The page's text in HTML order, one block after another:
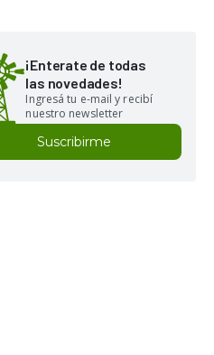
¡Enterate de todas
las novedades!
Ingresá tu e-mail y recibí
nuestro newsletter
Suscribirme